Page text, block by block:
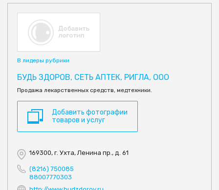
В лидеры рубрики
БУДЬ ЗДОРОВ, СЕТЬ АПТЕК, РИГЛА, ООО
Продажа лекарственных средств, медтехники.
Добавить фотографии
товаров и услуг
169300, г. Ухта, Ленина пр., д. 61
(8216) 750085
88007770303